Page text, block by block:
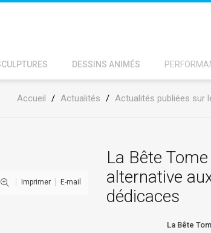
DESSINS ANIMÉS
Accueil / Actualités / Actualités publiées sur
Imprimer E-mail
La Bête Tome
alternative
dédicaces
La Bête